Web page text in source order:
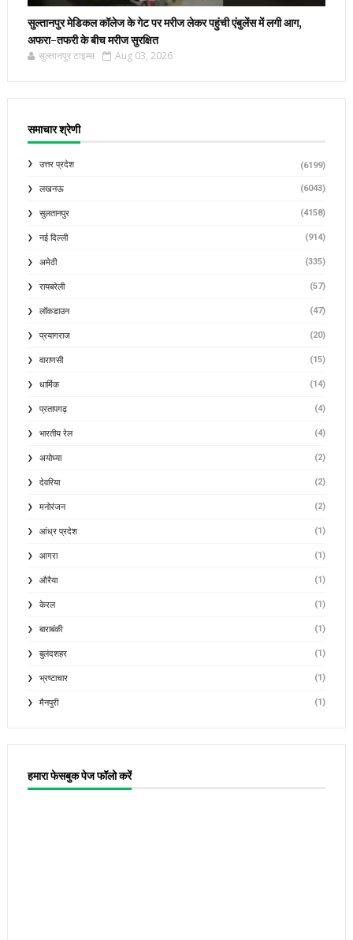
सुल्तानपुर मेडिकल कॉलेज के गेट पर मरीज लेकर पहुंची एंबुलेंस में लगी आग,
अफरा-तफरी के बीच मरीज सुरक्षित
सुल्तानपुर टाइम्स Aug 03, 2026
समाचार श्रेणी
उत्तर प्रदेश (6199)
लखनऊ (6043)
सुलतानपुर (4158)
नई दिल्ली (914)
अमेठी (335)
रायबरेली (57)
लॉकडाउन (47)
प्रयागराज (20)
वाराणसी (15)
धार्मिक (14)
प्रतापगढ़ (4)
भारतीय रेल (4)
अयोध्या (2)
देवरिया (2)
मनोरंजन (2)
आंध्र प्रदेश (1)
आगरा (1)
औरैया (1)
केरल (1)
बाराबंकी (1)
बुलंदशहर (1)
भ्रष्टाचार (1)
मैनपुरी (1)
हमारा फेसबुक पेज फॉलो करें